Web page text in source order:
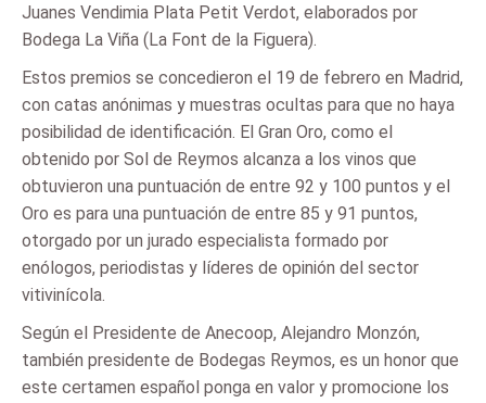
Juanes Vendimia Plata Petit Verdot, elaborados por
Bodega La Viña (La Font de la Figuera).
Estos premios se concedieron el 19 de febrero en Madrid,
con catas anónimas y muestras ocultas para que no haya
posibilidad de identificación. El Gran Oro, como el
obtenido por Sol de Reymos alcanza a los vinos que
obtuvieron una puntuación de entre 92 y 100 puntos y el
Oro es para una puntuación de entre 85 y 91 puntos,
otorgado por un jurado especialista formado por
enólogos, periodistas y líderes de opinión del sector
vitivinícola.
Según el Presidente de Anecoop, Alejandro Monzón,
también presidente de Bodegas Reymos, es un honor que
este certamen español ponga en valor y promocione los